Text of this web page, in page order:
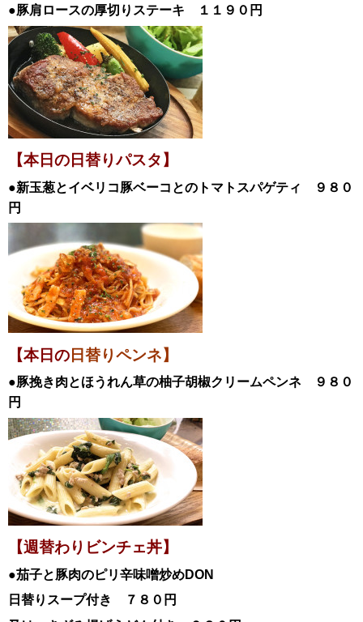
●豚肩ロースの厚切りステーキ １１９０ 円
【本日の日替りパスタ】
●新玉葱とイベリコ豚ベーコとのトマトスパゲティ
９８０
円
【本日の 日替りペンネ】
●豚挽き肉とほうれん草の柚子胡椒クリームペンネ
９８０
円
【週替わりビンチェ丼】
●茄子と豚肉のピリ辛味噌炒めDON
日替りスープ付き ７８０円